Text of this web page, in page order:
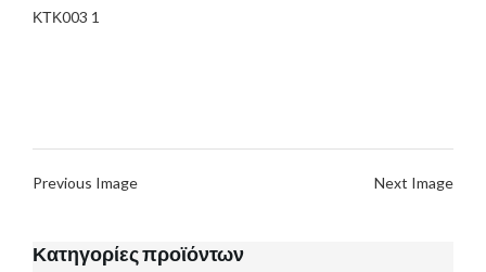
ΚΤΚ003 1
Previous Image Next Image
Κατηγορίες προϊόντων